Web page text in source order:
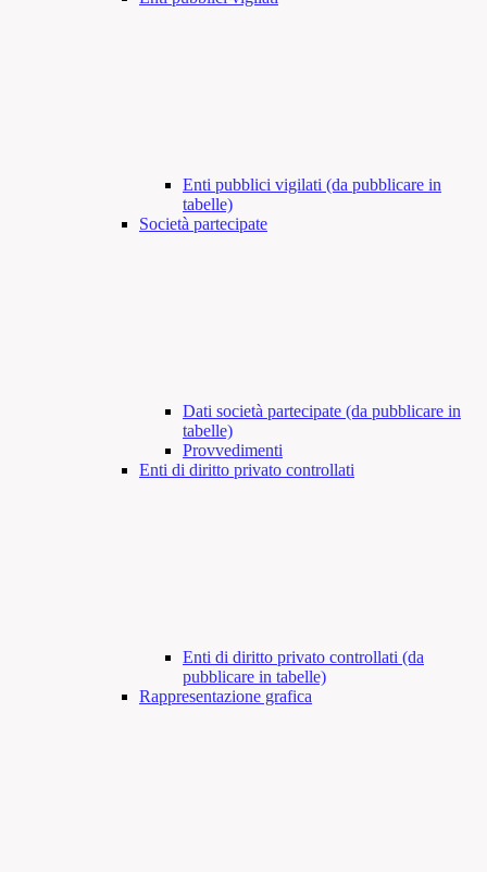
Enti pubblici vigilati (da pubblicare in
tabelle)
Società partecipate
Dati società partecipate (da pubblicare in
tabelle)
Provvedimenti
Enti di diritto privato controllati
Enti di diritto privato controllati (da
pubblicare in tabelle)
Rappresentazione grafica